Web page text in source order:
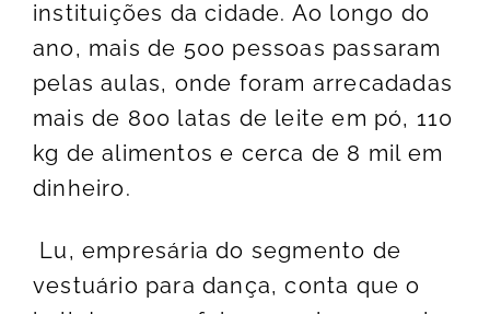
instituições da cidade. Ao longo do
ano, mais de 500 pessoas passaram
pelas aulas, onde foram arrecadadas
mais de 800 latas de leite em pó, 110
kg de alimentos e cerca de 8 mil em
dinheiro.
Lu, empresária do segmento de
vestuário para dança, conta que o